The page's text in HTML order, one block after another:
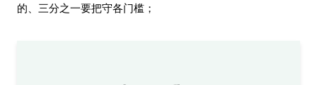
的、三分之一要把守各门槛；